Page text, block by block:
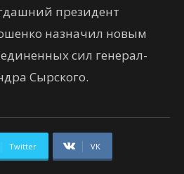
президент
назначил новым
сил генерал-
Сырского.
Twitter VK